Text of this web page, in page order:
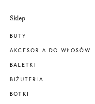
Sklep
BUTY
AKCESORIA DO WŁOSÓW
BALETKI
BIŻUTERIA
BOTKI